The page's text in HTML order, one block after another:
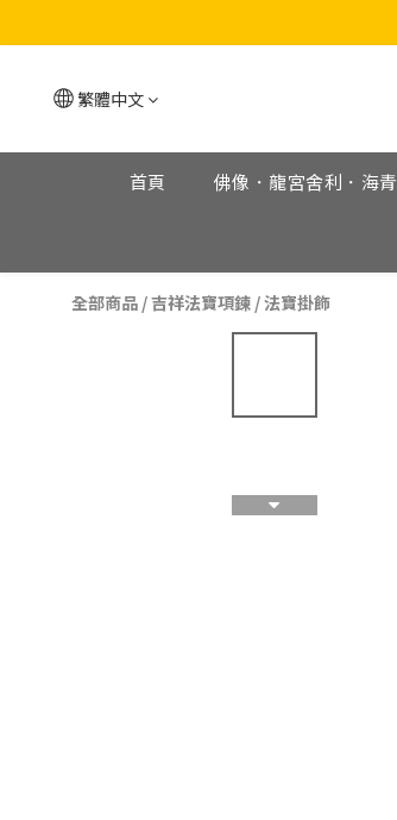
繁體中文
首頁 佛像．龍宮舍利．海青
全部商品 /吉祥法寶項鍊 /法寶掛飾